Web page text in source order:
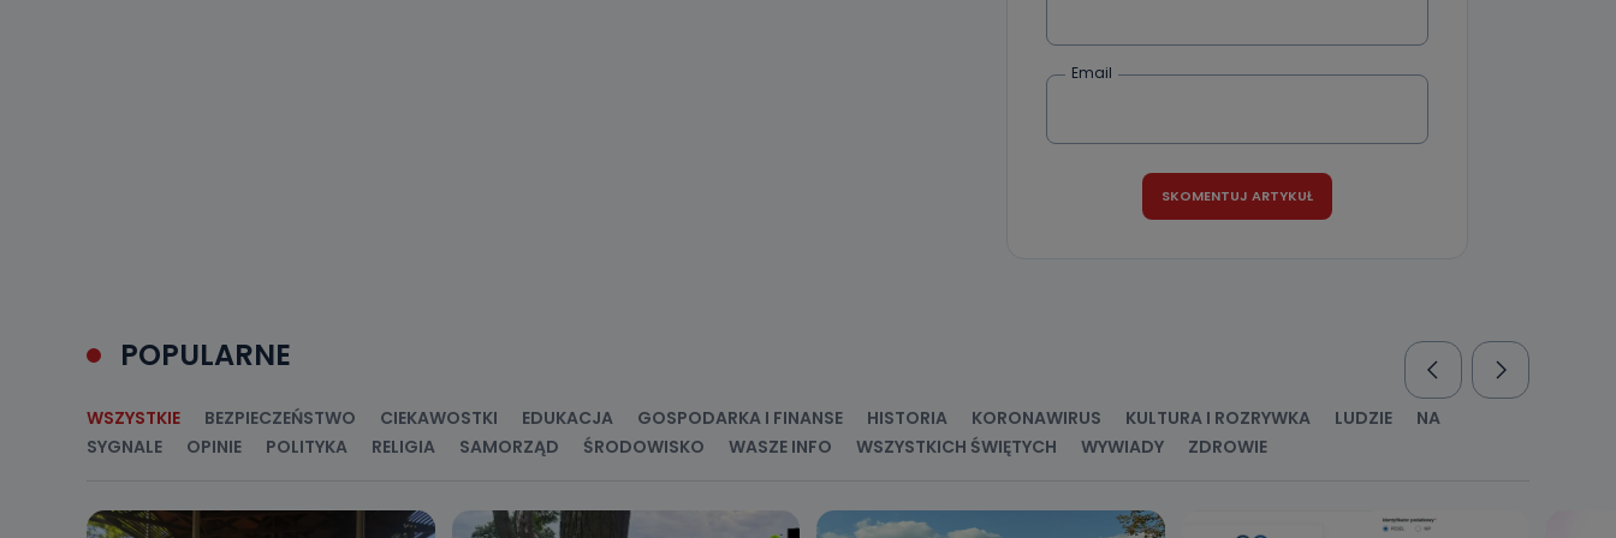
Email
POPULARNE
WSZYSTKIE BEZPIECZEŃSTWO CIEKAWOSTKI EDUKACJA GOSPODARKA I FINANSE HISTORIA KORONAWIRUS KULTURA I ROZRYWKA LUDZIE
NA
SYGNALE
OPINIE POLITYKA RELIGIA SAMORZĄD ŚRODOWISKO WASZE INFO WSZYSTKICH ŚWIĘTYCH WYWIADY ZDROWIE